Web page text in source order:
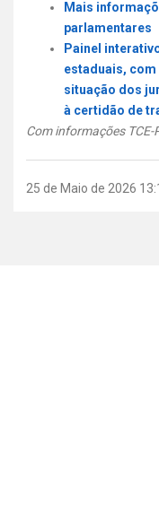
Mais
parlamentares
Painel
estaduais,
situação dos
à certidão de
Com informações TCE-
25 de Maio de 2026